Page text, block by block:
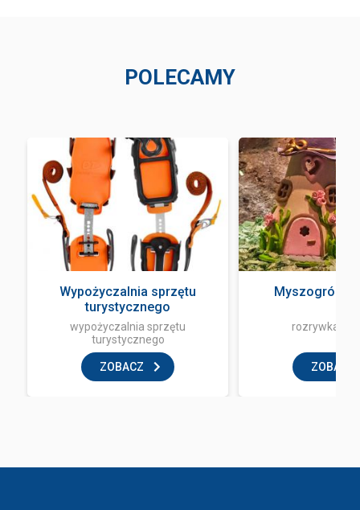
POLECAMY
Wypożyczalnia sprzętu
turystycznego
wypożyczalnia sprzętu
turystycznego
ZOBACZ
Myszogród
rozrywka i
ZOBACZ